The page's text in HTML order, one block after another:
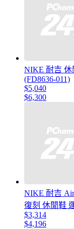
NIKE 耐吉 休
(FD8636-011)
$5,040
$6,300
NIKE 耐吉 Air
復刻 休閒鞋
$3,314
$4,196